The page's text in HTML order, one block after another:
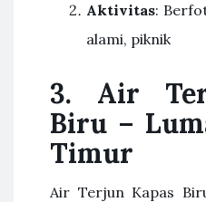
Aktivitas:
alami, piknik
3. Air
Biru –
Timur
Air Terjun Kapas